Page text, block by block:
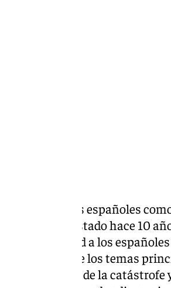
a hablar a los españoles
como Jefe de Estado hace 10
por Navidad a los
ha sido uno de los temas
un balance de la